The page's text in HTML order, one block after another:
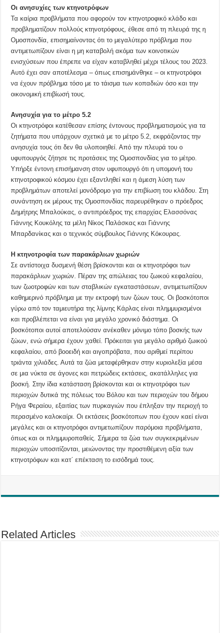
Οι ανησυχίες των κτηνοτρόφων
Τα καίρια προβλήματα που αφορούν τον κτηνοτροφικό κλάδο και
προβληματίζουν πολλούς κτηνοτρόφους, έθεσε από τη πλευρά της η
Ομοσπονδία, επισημαίνοντας ότι το μεγαλύτερο πρόβλημα που
αντιμετωπίζουν είναι η μη καταβολή ακόμα των κοινοτικών
ενισχύσεων που έπρεπε να είχαν καταβληθεί μέχρι τέλους του 2023.
Αυτό έχει σαν αποτέλεσμα – όπως επισημάνθηκε – οι κτηνοτρόφοι
να έχουν πρόβλημα τόσο με το τάισμα των κοπαδιών όσο και την
οικονομική επιβίωσή τους.
Ανησυχία για το μέτρο 5.2
Οι κτηνοτρόφοι κατέθεσαν επίσης έντονους προβληματισμούς για τα
ζητήματα που υπάρχουν σχετικά με το μέτρο 5.2, εκφράζοντας την
ανησυχία τους ότι δεν θα υλοποιηθεί. Από την πλευρά του ο
υφυπουργός ζήτησε τις προτάσεις της Ομοσπονδίας για το μέτρο.
Υπήρξε έντονη επισήμανση στον υφυπουργό ότι η υπομονή του
κτηνοτροφικού κόσμου έχει εξαντληθεί και η άμεση λύση των
προβλημάτων αποτελεί μονόδρομο για την επιβίωση του κλάδου. Στη
συνάντηση εκ μέρους της Ομοσπονδίας παρευρέθηκαν ο πρόεδρος
Δημήτρης Μπαλούκας, ο αντιπρόεδρος της επαρχίας Ελασσόνας
Γιάννης Κουκόλης τα μέλη Νίκος Παλάσκας και Γιάννης
Μπαρδανίκας και ο τεχνικός σύμβουλος Γιάννης Κόκουρας.
Η κτηνοτροφία των παρακάρλιων χωριών
Σε αντίστοιχα δυσμενή θέση βρίσκονται και οι κτηνοτρόφοι των
παρακάρλιων χωριών. Πέραν της απώλειας του ζωικού κεφαλαίου,
των ζωοτροφών και των σταβλικών εγκαταστάσεων, αντιμετωπίζουν
καθημερινό πρόβλημα με την εκτροφή των ζώων τους. Οι βοσκότοποι
γύρω από τον ταμιευτήρα της λίμνης Κάρλας είναι πλημμυρισμένοι
και προβλέπεται να είναι για μεγάλο χρονικό διάστημα. Οι
βοσκότοποι αυτοί αποτελούσαν ανέκαθεν μόνιμο τόπο βοσκής των
ζώων, ενώ σήμερα έχουν χαθεί. Πρόκειται για μεγάλο αριθμό ζωικού
κεφαλαίου, από βοοειδή και αιγοπρόβατα, που αριθμεί περίπου
τριάντα χιλιάδες. Αυτά τα ζώα μεταφέρθηκαν στην κυριολεξία μέσα
σε μια νύκτα σε άγονες και πετρώδεις εκτάσεις, ακατάλληλες για
βοσκή. Στην ίδια κατάσταση βρίσκονται και οι κτηνοτρόφοι των
περιοχών δυτικά της πόλεως του Βόλου και των περιοχών του δήμου
Ρήγα Φεραίου, εξαιτίας των πυρκαγιών που έπληξαν την περιοχή το
περασμένο καλοκαίρι. Οι εκτάσεις βοσκότοπων που έχουν καεί είναι
μεγάλες και οι κτηνοτρόφοι αντιμετωπίζουν παρόμοια προβλήματα,
όπως και οι πλημμυροπαθείς. Σήμερα τα ζώα των συγκεκριμένων
περιοχών υποσιτίζονται, μειώνοντας την προστιθέμενη αξία των
κτηνοτρόφων και κατ΄ επέκταση το εισόδημά τους.
Related Articles